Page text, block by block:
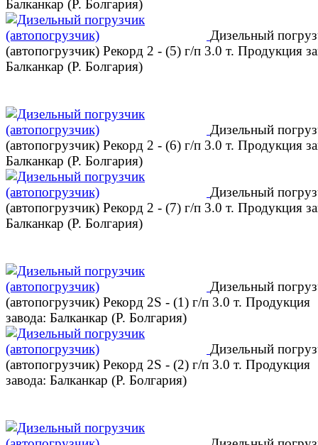
Балканкар (Р. Болгария)
Дизельный
(автопогрузчик) Рекорд 2 - (5) г/п 3.0 т. Продукция
Балканкар (Р. Болгария)
Дизельный
(автопогрузчик) Рекорд 2 - (6) г/п 3.0 т. Продукция
Балканкар (Р. Болгария)
Дизельный
(автопогрузчик) Рекорд 2 - (7) г/п 3.0 т. Продукция
Балканкар (Р. Болгария)
Дизельный
(автопогрузчик) Рекорд 2S - (1) г/п 3.0 т. Продукция
завода: Балканкар (Р. Болгария)
Дизельный
(автопогрузчик) Рекорд 2S - (2) г/п 3.0 т. Продукция
завода: Балканкар (Р. Болгария)